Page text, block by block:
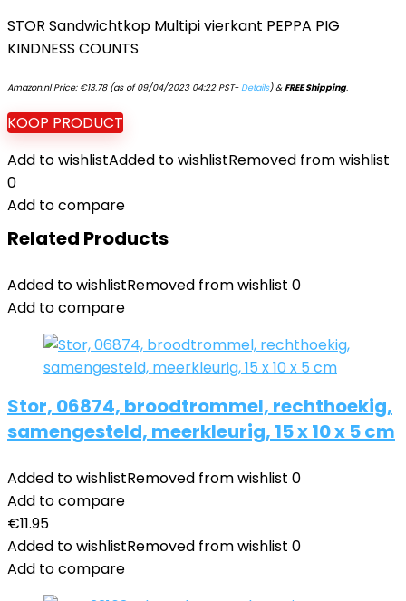
STOR Sandwichtkop Multipi vierkant PEPPA PIG
KINDNESS COUNTS
Amazon.nl Price: €13.78(as of 09/04/2023 04:22 PST-Details)&FREE Shipping.
KOOP PRODUCT
Add to wishlistAdded to wishlistRemoved from wishlist
0
Add to compare
Related Products
Added to wishlistRemoved from wishlist 0
Add to compare
Stor, 06874, broodtrommel, rechthoekig,
samengesteld, meerkleurig, 15 x 10 x 5 cm
Added to wishlistRemoved from wishlist 0
Add to compare
€11.95
Added to wishlistRemoved from wishlist 0
Add to compare